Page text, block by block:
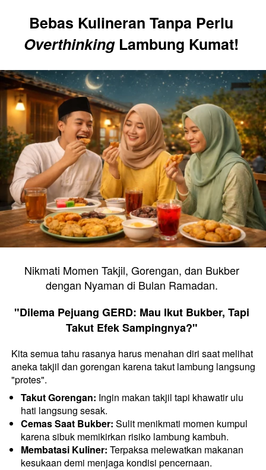
Overthinking Lambung Kumat!
Nikmati Momen Takjil, Gorengan, dan Bukber
dengan Nyaman di Bulan Ramadan.
"Dilema Pejuang GERD: Mau Ikut Bukber, Tapi
Takut Efek Sampingnya?"
Kita semua tahu rasanya harus menahan diri saat melihat
aneka takjil dan gorengan karena takut lambung langsung
"protes".
Takut Gorengan: Ingin makan takjil tapi khawatir ulu
hati langsung sesak.
Cemas Saat Bukber: Sulit menikmati momen kumpul
karena sibuk memikirkan risiko lambung kambuh.
Membatasi Kuliner: Terpaksa melewatkan makanan
kesukaan demi menjaga kondisi pencernaan.